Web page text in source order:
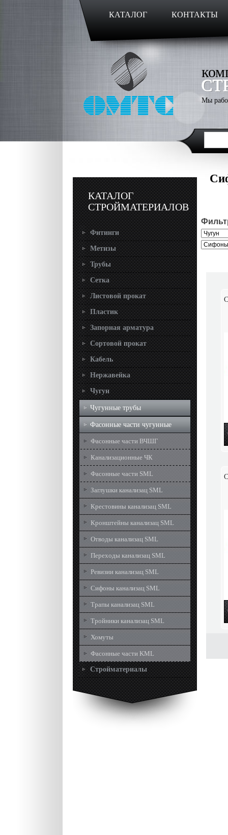
КАТАЛОГ КОНТАКТЫ
Мы
КАТАЛОГ
СТРОЙМАТЕРИАЛОВ
Фитинги
Метизы
Трубы
Сетка
Листовой прокат
Пластик
Запорная арматура
Сортовой прокат
Кабель
Нержавейка
Чугун
Чугунные трубы
Фасонные части чугунные
Фасонные части ВЧШГ
Канализационные ЧК
Фасонные части SML
Заглушки канализац SML
Крестовины канализац SML
Кронштейны канализац SML
Отводы канализац SML
Переходы канализац SML
Ревизии канализац SML
Сифоны канализац SML
Трапы канализац SML
Тройники канализац SML
Хомуты
Фасонные части KML
Стройматериалы